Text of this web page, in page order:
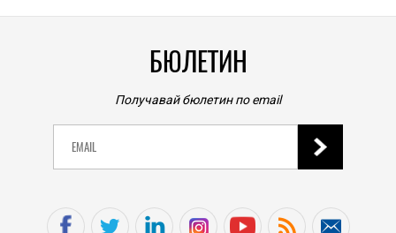
БЮЛЕТИН
Получавай бюлетин по email